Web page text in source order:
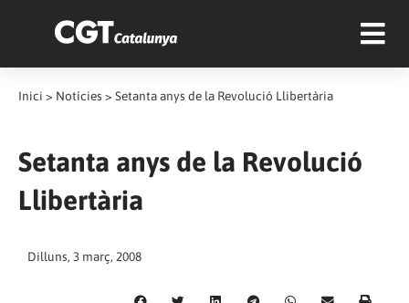
Inici > Notícies > Setanta anys de la Revolució Llibertària
Setanta anys de la Revolució
Llibertària
Dilluns, 3 març, 2008